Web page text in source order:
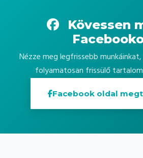
Kövessen
Nézze meg legfrissebb
folyamatosan frissülő
Facebook oldal